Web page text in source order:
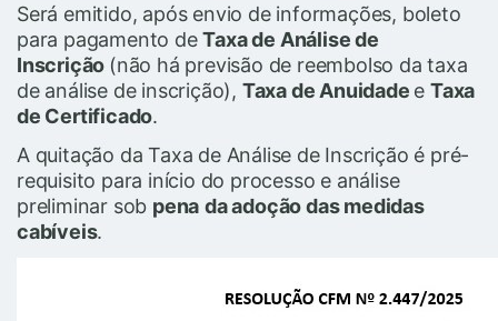
Será emitido, após envio de informações, boleto
para pagamento deTaxa de Análise de
Inscrição (não há previsão de reembolso da taxa
de análise de inscrição), Taxa de Anuidade eTaxa
de Certificado.
A quitação da Taxa de Análise de Inscrição é pré-
requisito para início do processo e análise
preliminar sob pena da adoção das medidas
cabíveis.